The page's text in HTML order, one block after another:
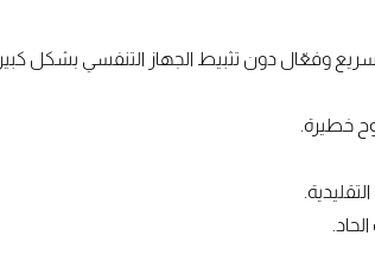
سريع وفعّال دون تثبيط الجهاز التنفسي بشكل كبير
خطيرة.